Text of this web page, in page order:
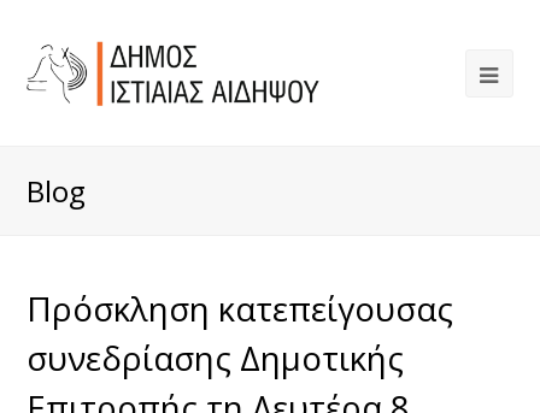
Blog
Πρόσκληση κατεπείγουσας
συνεδρίασης Δημοτικής